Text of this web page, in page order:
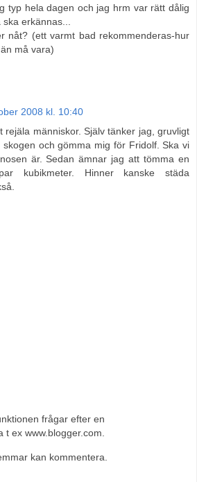
typ hela dagen och jag hrm var rätt dålig
erkännas...
nåt? (ett varmt bad rekommenderas-hur
må vara)
2008 kl. 10:40
rejäla människor. Själv tänker jag, gruvligt
och gömma mig för Fridolf. Ska vi
är. Sedan ämnar jag att tömma en
kubikmeter. Hinner kanske städa
frågar efter en
ex www.blogger.com.
kan kommentera.